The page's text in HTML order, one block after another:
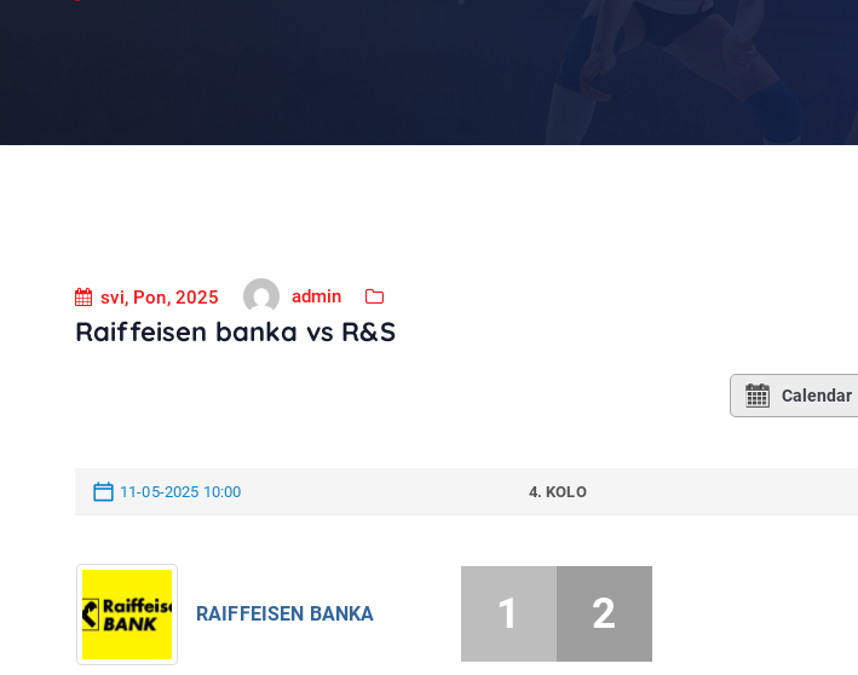
svi, Pon, 2025 admin
Raiffeisen banka vs R&S
Calendar
11-05-2025 10:00 4. KOLO
RAIFFEISEN BANKA 1 2